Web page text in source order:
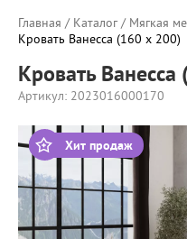
Главная / Каталог/ Мягкая
Кровать Ванесса (160 х 200)
Кровать
Артикул: 2023016000170
Хит продаж